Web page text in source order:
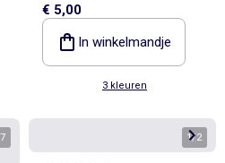
€ 5,00
In winkelmandje
3 kleuren
7 1/2